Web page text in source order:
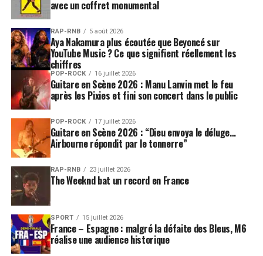
sonne comme une évidence.
SUJETS ASSOCIÉS:
avec un coffret monumental
RAP-RNB 5 août 2026
Aya Nakamura plus écoutée que Beyoncé sur
YouTube Music ? Ce que signifient réellement les
chiffres
POP-ROCK 16 juillet 2026
Guitare en Scène 2026 : Manu Lanvin met le feu
après les Pixies et fini son concert dans le public
POP-ROCK 17 juillet 2026
Guitare en Scène 2026 : “Dieu envoya le déluge…
Airbourne répondit par le tonnerre”
RAP-RNB 23 juillet 2026
The Weeknd bat un record en France
SPORT 15 juillet 2026
France – Espagne : malgré la défaite des Bleus, M6
réalise une audience historique